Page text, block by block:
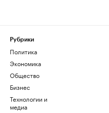
Рубрики
Политика
Экономика
Общество
Бизнес
Технологии и
медиа